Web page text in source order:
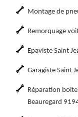
Montage de
Remorquage
Epaviste Saint
Garagiste Saint
Réparation
Beauregard